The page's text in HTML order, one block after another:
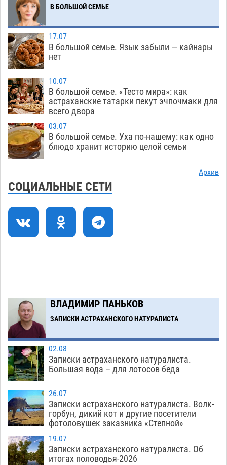
10:51
Фаворитская ноша: астраханские
гандболисты крупно проиграли пермякам
09:00
Лидеры чеченской диаспоры в Астрахани
осудили выходку молодого лихача с улицы
Никольской
18:00
Завтра астраханцы проведут день в режиме
экстремальной температурной нагрузки
17:09
Астраханский котлован с мусором угрожает
плодородию Харабалинского района
624
16:24
Игорь Редькин проинспектировал
земельного массива для льготников
14:44
Астраханские кутилы сменили барные стойки
на полицейские дежурки
В БОЛЬШОЙ СЕМЬЕ
17.07
В большой семье. Язык забыли — кайнары
нет
10.07
В большой семье. «Тесто мира»: как
астраханские татарки пекут эчпочмаки для
всего двора
03.07
В большой семье. Уха по-нашему: как одно
блюдо хранит историю целой семьи
Архив
СОЦИАЛЬНЫЕ СЕТИ
ВЛАДИМИР ПАНЬКОВ
ЗАПИСКИ АСТРАХАНСКОГО НАТУРАЛИСТА
02.08
Записки астраханского натуралиста.
Большая вода – для лотосов беда
26.07
Записки астраханского натуралиста. Волк-
горбун, дикий кот и другие посетители
фотоловушек заказника «Степной»
19.07
Записки астраханского натуралиста. Об
итогах половодья-2026